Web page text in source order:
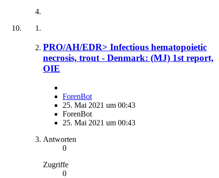
PRO/AH/EDR> Infectious hematopoietic
necrosis, trout - Denmark: (MJ) 1st report,
OIE
ForenBot
25. Mai 2021 um 00:43
ForenBot
25. Mai 2021 um 00:43
Antworten
0
Zugriffe
0